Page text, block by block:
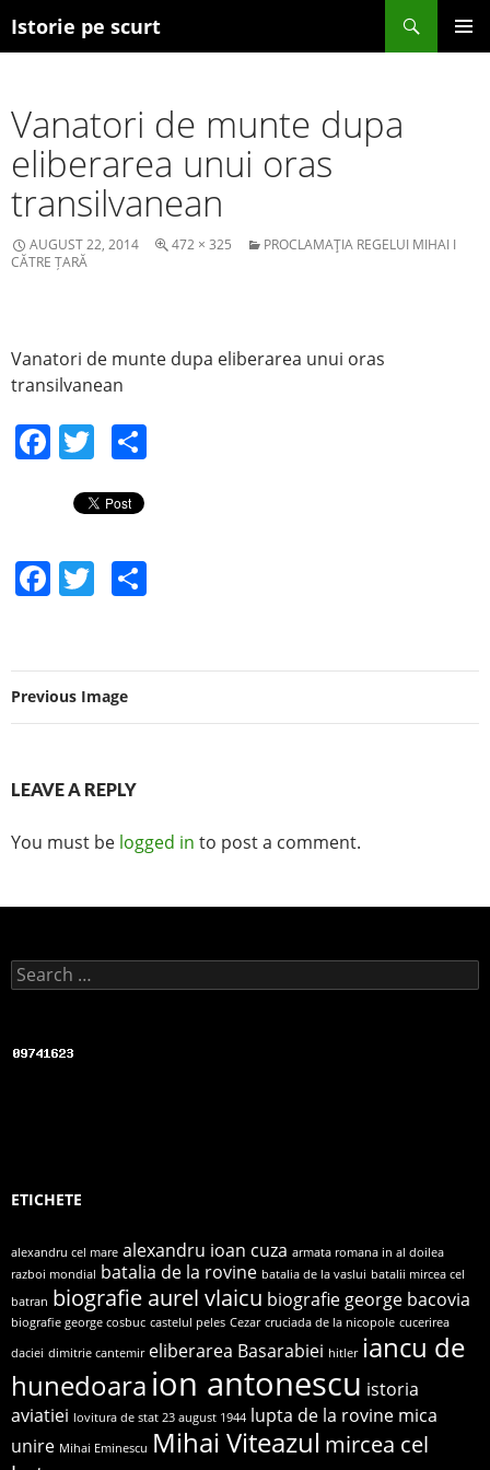
Istorie pe scurt
Search
SKIP TO CONTENT
Vanatori de munte dupa
eliberarea unui oras
transilvanean
AUGUST 22, 2014 472 × 325
PROCLAMAŢIA REGELUI MIHAI I
CĂTRE ȚARĂ
Vanatori de munte dupa eliberarea unui oras
transilvanean
F
b
k
T
itt
F
e
b
o
T
er e
Previous Image
LEAVE A REPLY
You must be logged in to post a comment.
Search for:
ETICHETE
alexandru cel mare alexandru ioan cuza armata romana in al doilea
razboi mondial batalia de la rovine batalia de la vaslui batalii mircea cel
batran biografie aurel vlaicu biografie george bacovia
biografie george cosbuc castelul peles Cezar cruciada de la nicopole cucerirea
daciei dimitrie cantemir eliberarea Basarabiei hitler iancu de
hunedoara ion antonescu istoria
aviatiei lovitura de stat 23 august 1944 lupta de la rovine mica
unire Mihai Eminescu Mihai Viteazul mircea cel